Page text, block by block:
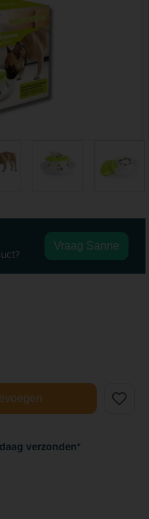
Vraag Sanne
hoeveelheid in of
verzonden*